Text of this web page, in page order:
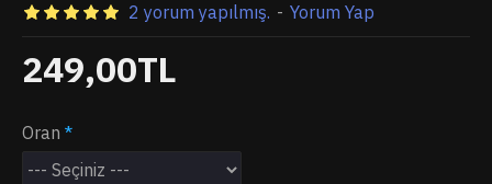
2 yorum yapılmış. - Yorum Yap
249,00TL
Oran